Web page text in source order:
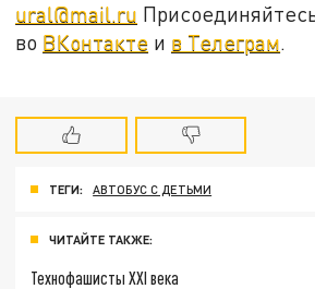
ural@mail.ru
во ВКонтакте и в Телеграм.
ТЕГИ: АВТОБУС С ДЕТЬМИ
ЧИТАЙТЕ ТАКЖЕ:
Технофашисты XXI века